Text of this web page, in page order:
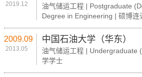
2019.12
油气储运工程 | Postgraduate
Degree in Engineering | 硕博连
2009.09
2013.05
中国石油大学（华东）
油气储运工程 | Undergraduate
学学士